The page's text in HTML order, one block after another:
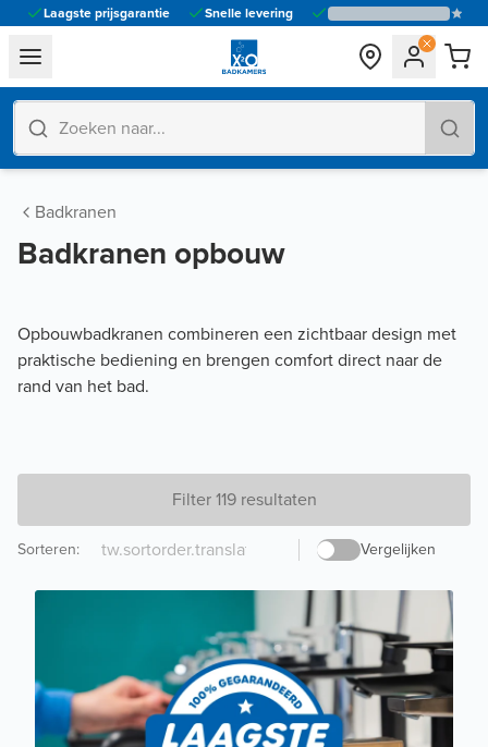
Laagste prijsgarantie Snelle levering
general.navigation.toggle_menu.label
Badkranen
Badkranen opbouw
Opbouwbadkranen combineren een zichtbaar design met
praktische bediening en brengen comfort direct naar de
rand van het bad.
Filter 119 resultaten
Vergelijken
Sorteren: